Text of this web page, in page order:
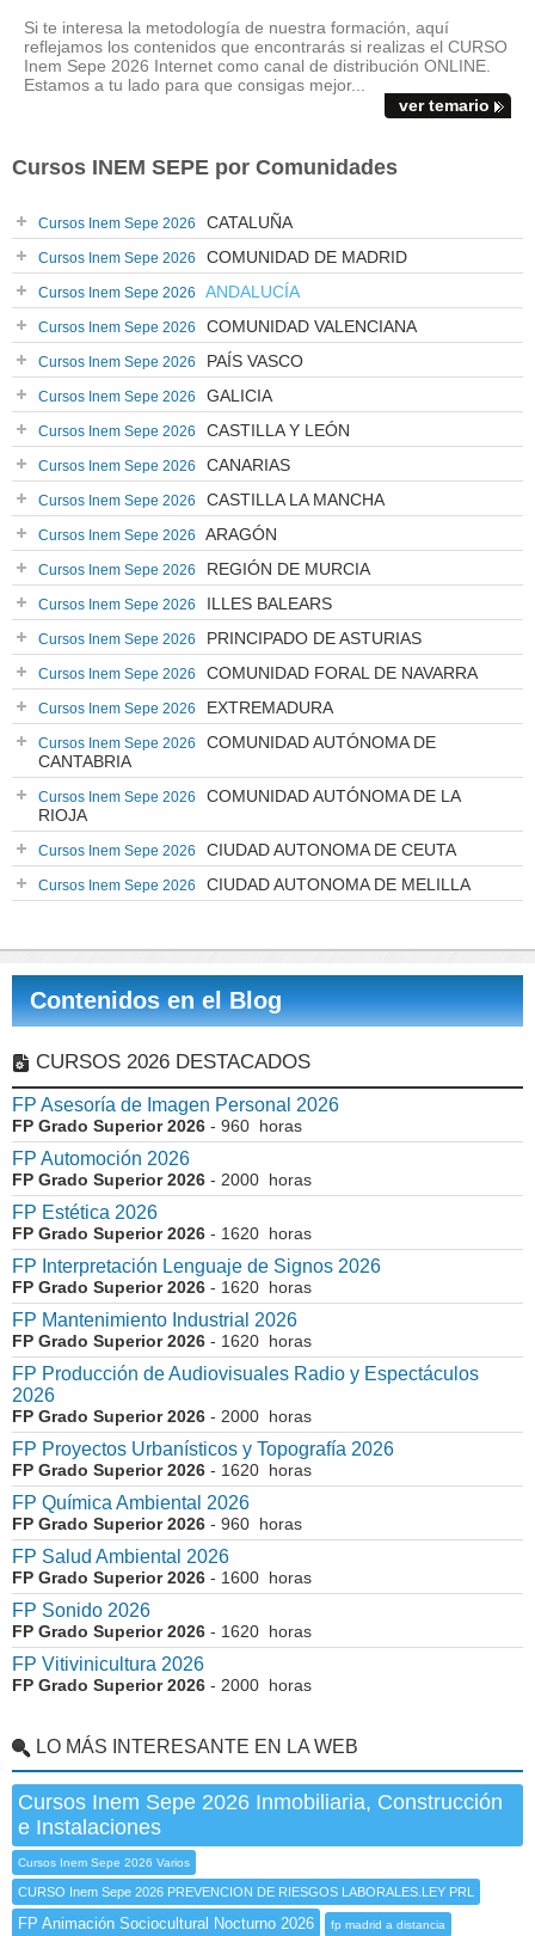
Si te interesa la metodología de nuestra formación, aquí
reflejamos los contenidos que encontrarás si realizas el CURSO
Inem Sepe 2026 Internet como canal de distribución ONLINE.
Estamos a tu lado para que consigas mejor...
ver temario
Cursos INEM SEPE por Comunidades
Cursos Inem Sepe 2026 CATALUÑA
Cursos Inem Sepe 2026 COMUNIDAD DE MADRID
Cursos Inem Sepe 2026 ANDALUCÍA
Cursos Inem Sepe 2026 COMUNIDAD VALENCIANA
Cursos Inem Sepe 2026 PAÍS VASCO
Cursos Inem Sepe 2026 GALICIA
Cursos Inem Sepe 2026 CASTILLA Y LEÓN
Cursos Inem Sepe 2026 CANARIAS
Cursos Inem Sepe 2026 CASTILLA LA MANCHA
Cursos Inem Sepe 2026 ARAGÓN
Cursos Inem Sepe 2026 REGIÓN DE MURCIA
Cursos Inem Sepe 2026 ILLES BALEARS
Cursos Inem Sepe 2026 PRINCIPADO DE ASTURIAS
Cursos Inem Sepe 2026 COMUNIDAD FORAL DE NAVARRA
Cursos Inem Sepe 2026 EXTREMADURA
Cursos Inem Sepe 2026
COMUNIDAD AUTÓNOMA DE
CANTABRIA
Cursos Inem Sepe 2026
COMUNIDAD AUTÓNOMA DE LA
RIOJA
Cursos Inem Sepe 2026 CIUDAD AUTONOMA DE CEUTA
Cursos Inem Sepe 2026 CIUDAD AUTONOMA DE MELILLA
Contenidos en el Blog
CURSOS 2026 DESTACADOS
FP Asesoría de Imagen Personal 2026
FP Grado Superior 2026 - 960 horas
FP Automoción 2026
FP Grado Superior 2026 - 2000 horas
FP Estética 2026
FP Grado Superior 2026 - 1620 horas
FP Interpretación Lenguaje de Signos 2026
FP Grado Superior 2026 - 1620 horas
FP Mantenimiento Industrial 2026
FP Grado Superior 2026 - 1620 horas
FP Producción de Audiovisuales Radio y Espectáculos
2026
FP Grado Superior 2026 - 2000 horas
FP Proyectos Urbanísticos y Topografía 2026
FP Grado Superior 2026 - 1620 horas
FP Química Ambiental 2026
FP Grado Superior 2026 - 960 horas
FP Salud Ambiental 2026
FP Grado Superior 2026 - 1600 horas
FP Sonido 2026
FP Grado Superior 2026 - 1620 horas
FP Vitivinicultura 2026
FP Grado Superior 2026 - 2000 horas
LO MÁS INTERESANTE EN LA WEB
Cursos Inem Sepe 2026 Inmobiliaria, Construcción
e Instalaciones
Cursos Inem Sepe 2026 Varios
CURSO Inem Sepe 2026 PREVENCION DE RIESGOS LABORALES.LEY PRL
FP Animación Sociocultural Nocturno 2026 fp madrid a distancia